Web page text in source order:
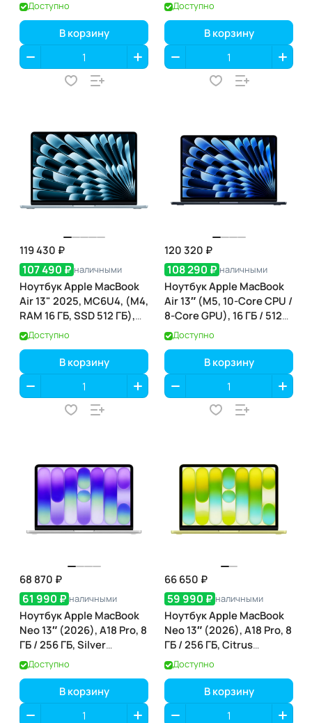
Доступно
В корзину
(MDE44)
Доступно
В корзину
119 430 ₽
107 490 ₽ наличными
Ноутбук Apple MacBook
Air 13" 2025, MC6U4, (M4,
RAM 16 ГБ, SSD 512 ГБ),
Небесно-голубой
Доступно
В корзину
120 320 ₽
108 290 ₽ наличными
Ноутбук Apple MacBook
Air 13″ (M5, 10-Core CPU /
8-Core GPU), 16 ГБ / 512
ГБ, Midnight
(полуночный) (MDHE4)
Доступно
В корзину
68 870 ₽
61 990 ₽ наличными
Ноутбук Apple MacBook
Neo 13″ (2026), A18 Pro, 8
ГБ / 256 ГБ, Silver
(серебристый) (MHFA4)
Доступно
В корзину
66 650 ₽
59 990 ₽ наличными
Ноутбук Apple MacBook
Neo 13″ (2026), A18 Pro, 8
ГБ / 256 ГБ, Citrus
(цитрусовый) (MHFD4)
Доступно
В корзину